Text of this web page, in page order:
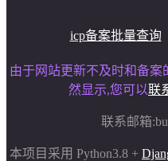
icp备案批量查询
由于网站更新不及时和备案
然显示,您可以联
联系邮箱:
本项目采用 Python3.8 +